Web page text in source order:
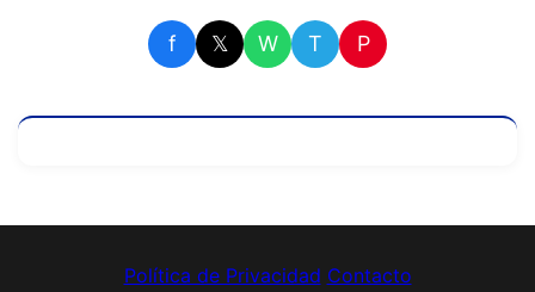
f 𝕏 W T P
Política de Privacidad Contacto